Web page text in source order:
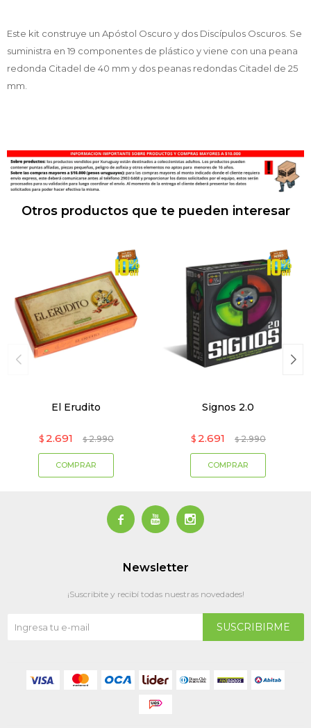
Este kit construye un Apóstol Oscuro y dos Discípulos Oscuros. Se
suministra en 19 componentes de plástico y viene con una peana
redonda Citadel de 40 mm y dos peanas redondas Citadel de 25
mm.
Otros productos que te pueden interesar
El Erudito
$ 2.691 $ 2.990
Signos 2.0
$ 2.691 $ 2.990
  
Newsletter
¡Suscribite y recibí todas nuestras novedades!
SUSCRIBIRME